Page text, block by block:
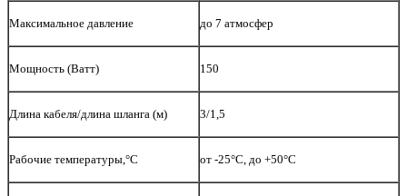
Максимальное давление до 7 атмосфер
Мощность (Ватт) 150
Длина кабеля/длина шланга (м) 3/1,5
Рабочие температуры,°С от -25°С, до +50°С